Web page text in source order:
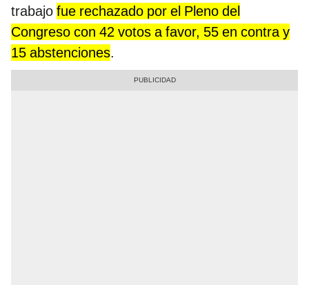
trabajo fue rechazado por el Pleno del
Congreso con 42 votos a favor, 55 en contra y
15 abstenciones.